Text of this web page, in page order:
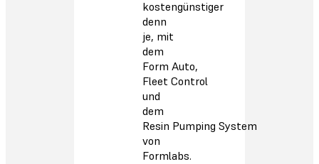
kostengünstiger
denn
je, mit
dem
Form Auto,
Fleet Control
und
dem
Resin Pumping System
von
Formlabs.